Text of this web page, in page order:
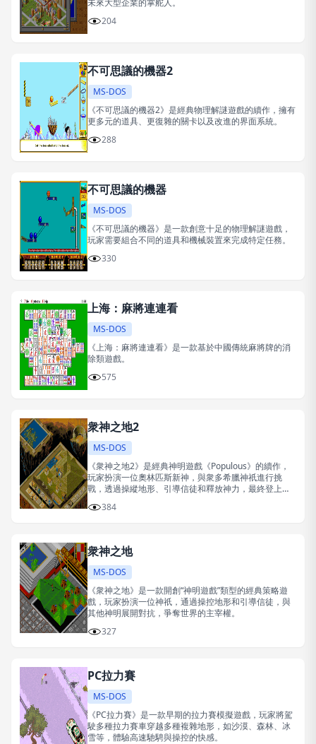
未來大型企業的掌舵人。
204
不可思議的機器2
MS-DOS
《不可思議的機器2》是經典物理解謎遊戲的續作，擁有
更多元的道具、更復雜的關卡以及改進的界面系統。
288
不可思議的機器
MS-DOS
《不可思議的機器》是一款創意十足的物理解謎遊戲，
玩家需要組合不同的道具和機械裝置來完成特定任務。
330
上海：麻將連連看
MS-DOS
《上海：麻將連連看》是一款基於中國傳統麻將牌的消
除類遊戲。
575
衆神之地2
MS-DOS
《衆神之地2》是經典神明遊戲《Populous》的續作，
玩家扮演一位奧林匹斯新神，與衆多希臘神祇進行挑
戰，透過操縱地形、引導信徒和釋放神力，最終登上神
384
衆神之地
MS-DOS
《衆神之地》是一款開創“神明遊戲”類型的經典策略遊
戲，玩家扮演一位神祇，通過操控地形和引導信徒，與
其他神明展開對抗，爭奪世界的主宰權。
327
PC拉力賽
MS-DOS
《PC拉力賽》是一款早期的拉力賽模擬遊戲，玩家將駕
駛多種拉力賽車穿越多種複雜地形，如沙漠、森林、冰
雪等，體驗高速馳騁與操控的快感。